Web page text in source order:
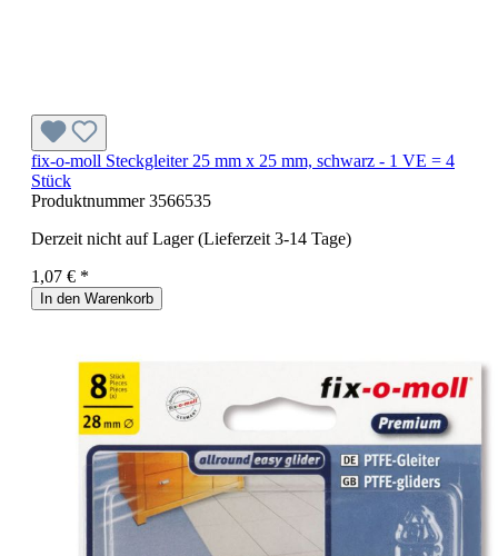
fix-o-moll Steckgleiter 25 mm x 25 mm, schwarz - 1 VE = 4
Stück
Produktnummer3566535
Derzeit nicht auf Lager (Lieferzeit 3-14 Tage)
1,07 € *
In den Warenkorb